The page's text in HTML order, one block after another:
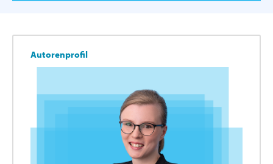
Autorenprofil